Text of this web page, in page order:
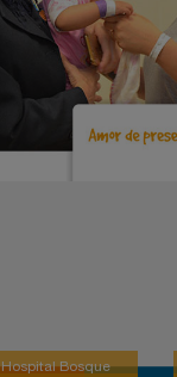
Hospital Bosque